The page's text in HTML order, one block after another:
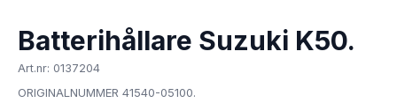
Batterihållare Suzuki K50.
Art.nr: 0137204
ORIGINALNUMMER 41540-05100.